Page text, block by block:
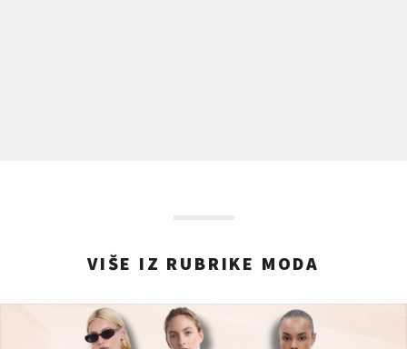
VIŠE IZ RUBRIKE MODA